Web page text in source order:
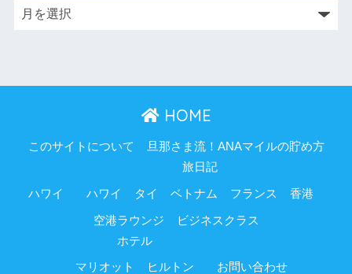
HOME
このサイトについて 旦那さま流！ANAマイルの貯め方
ハワイ
旅日記
ハワイ タイ ベトナム フランス 香港
空港ラウンジ
ビジネスクラス
ホテル
マリオット ヒルトン お問い合わせ